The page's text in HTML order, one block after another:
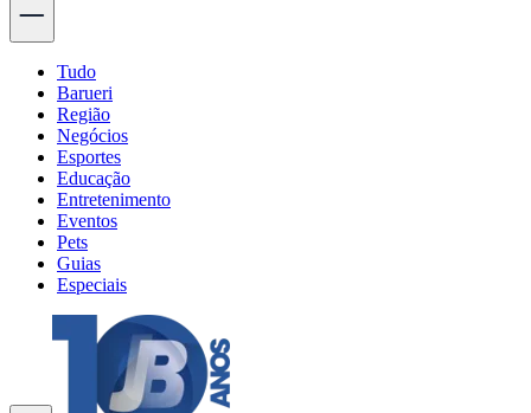
Tudo
Barueri
Região
Negócios
Esportes
Educação
Entretenimento
Eventos
Pets
Guias
Especiais
Explore Tudo
Últimas Notícias
Previsão do Tempo
Trânsito e Rotas